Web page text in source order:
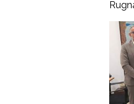
che
stati